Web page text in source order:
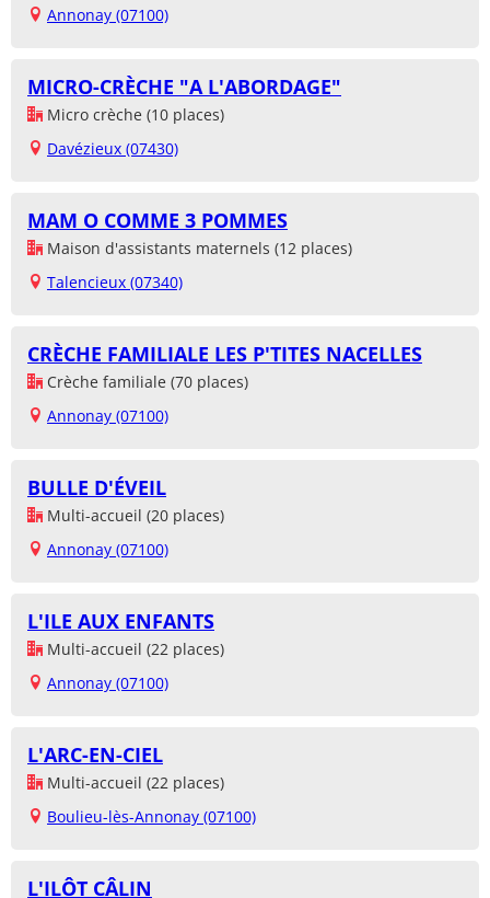
Annonay (07100)
MICRO-CRÈCHE "A L'ABORDAGE"
Micro crèche (10 places)
Davézieux (07430)
MAM O COMME 3 POMMES
Maison d'assistants maternels (12 places)
Talencieux (07340)
CRÈCHE FAMILIALE LES P'TITES NACELLES
Crèche familiale (70 places)
Annonay (07100)
BULLE D'ÉVEIL
Multi-accueil (20 places)
Annonay (07100)
L'ILE AUX ENFANTS
Multi-accueil (22 places)
Annonay (07100)
L'ARC-EN-CIEL
Multi-accueil (22 places)
Boulieu-lès-Annonay (07100)
L'ILÔT CÂLIN